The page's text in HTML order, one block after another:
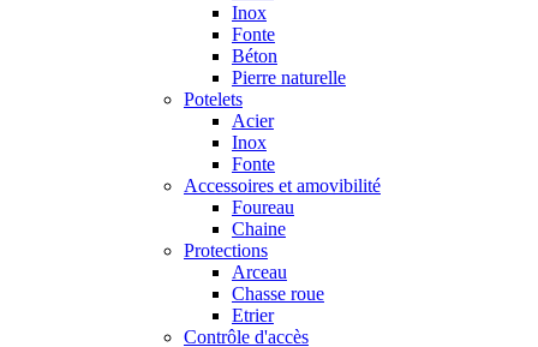
Inox
Fonte
Béton
Pierre naturelle
Potelets
Acier
Inox
Fonte
Accessoires et amovibilité
Foureau
Chaine
Protections
Arceau
Chasse roue
Etrier
Contrôle d'accès